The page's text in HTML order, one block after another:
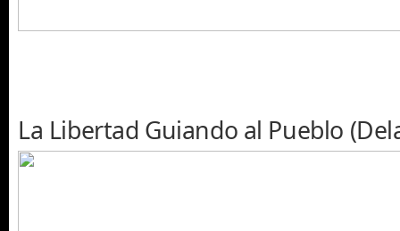
La Libertad Guiando al Pueblo